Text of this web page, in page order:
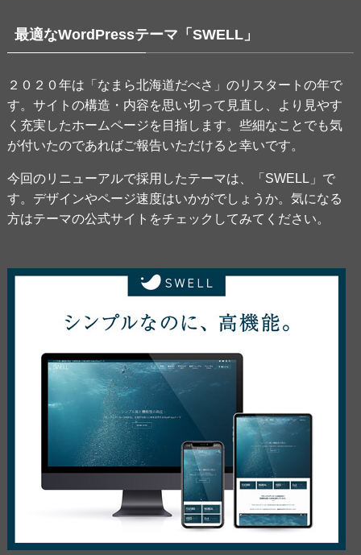
最適なWordPressテーマ「SWELL」
２０２０年は「なまら北海道だべさ」のリスタートの年で
す。サイトの構造・内容を思い切って見直し、より見やす
く充実したホームページを目指します。些細なことでも気
が付いたのであればご報告いただけると幸いです。
今回のリニューアルで採用したテーマは、「SWELL」で
す。デザインやページ速度はいかがでしょうか。気になる
方はテーマの公式サイトをチェックしてみてください。